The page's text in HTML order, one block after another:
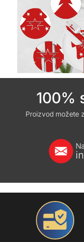
100%
Proizvod možete